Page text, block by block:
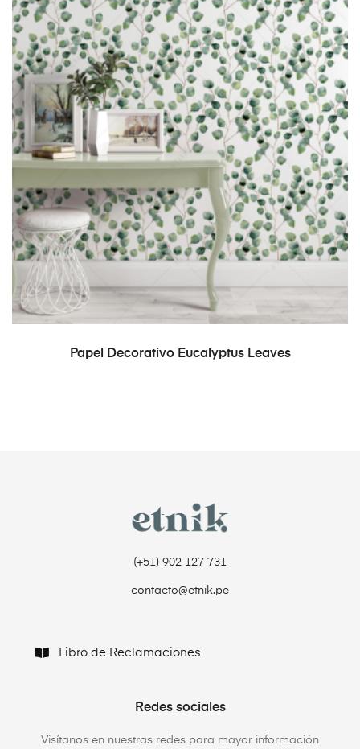
READ MORE
Papel Decorativo Eucalyptus Leaves
(+51) 902 127 731‬
contacto@etnik.pe
Libro de Reclamaciones
Redes sociales
Visítanos en nuestras redes para mayor información